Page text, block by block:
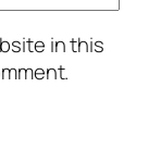
in this